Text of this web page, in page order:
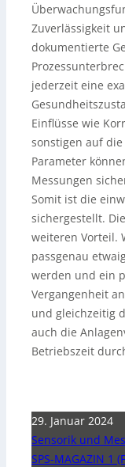
Zuverlässigkeit
dokumentierte
jederzeit eine
Einflüsse wie
sonstigen auf
Parameter
Messungen
Somit ist die
sichergestellt.
weiteren Vorteil.
passgenau
werden und ein
Vergangenheit
und gleichzeitig
auch die
Betriebszeit
29. Januar 2024
Sensorik und
SPS-MAGAZIN 1